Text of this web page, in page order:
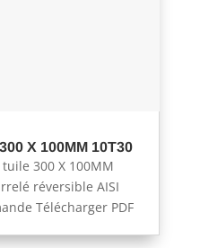
X 100MM 10T30
300 X 100MM
réversible AISI
Télécharger PDF